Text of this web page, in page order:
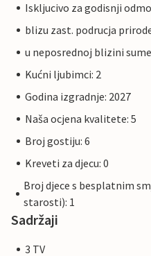
Iskljucivo za godisnji
blizu zast. podrucja
u neposrednoj blizini sume
Kućni ljubimci: 2
Godina izgradnje: 2027
Naša ocjena kvalitete: 5
Broj gostiju: 6
Kreveti za djecu: 0
Broj djece s besplatnim
starosti): 1
Sadržaji
3 TV